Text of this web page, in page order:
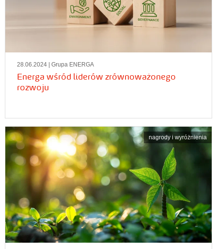
28.06.2024 | Grupa ENERGA
Energa wśród liderów zrównoważonego
rozwoju
nagrody i wyróżnienia